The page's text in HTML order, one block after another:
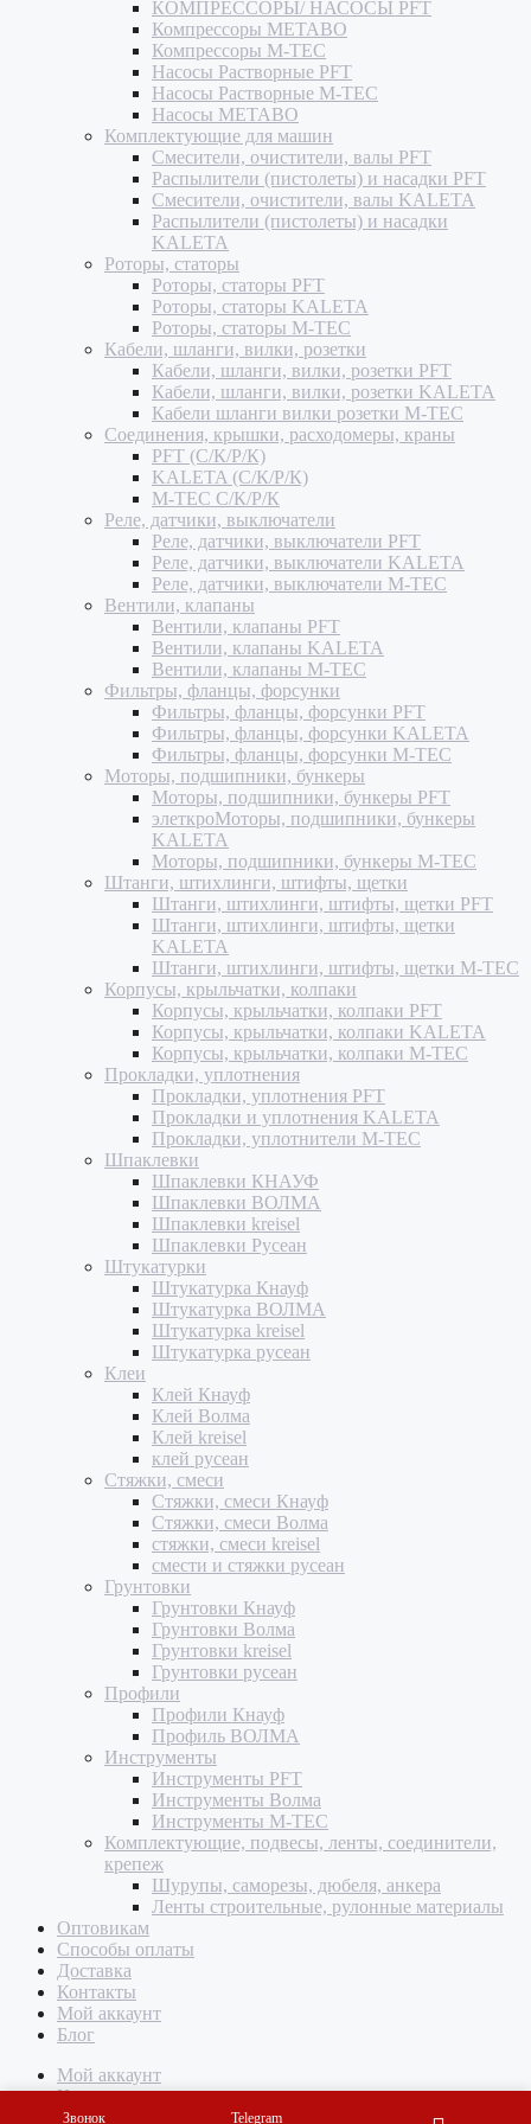
Звонок Telegram
КОМПРЕССОРЫ/ НАСОСЫ PFT
Компрессоры METABO
Компрессоры M-TEC
Насосы Растворные PFT
Насосы Растворные M-TEC
Насосы METABO
Комплектующие для машин
Смесители, очистители, валы PFT
Распылители (пистолеты) и насадки PFT
Смесители, очистители, валы KALETA
Распылители (пистолеты) и насадки
KALETA
Роторы, статоры
Роторы, статоры PFT
Роторы, статоры KALETA
Роторы, статоры M-TEC
Кабели, шланги, вилки, розетки
Кабели, шланги, вилки, розетки PFT
Кабели, шланги, вилки, розетки KALETA
Кабели шланги вилки розетки M-TEC
Соединения, крышки, расходомеры, краны
PFT (С/К/Р/К)
KALETA (С/К/Р/К)
M-TEC С/К/Р/К
Реле, датчики, выключатели
Реле, датчики, выключатели PFT
Реле, датчики, выключатели KALETA
Реле, датчики, выключатели M-TEC
Вентили, клапаны
Вентили, клапаны PFT
Вентили, клапаны KALETA
Вентили, клапаны M-TEC
Фильтры, фланцы, форсунки
Фильтры, фланцы, форсунки PFT
Фильтры, фланцы, форсунки KALETA
Фильтры, фланцы, форсунки M-TEC
Моторы, подшипники, бункеры
Моторы, подшипники, бункеры PFT
элеткроМоторы, подшипники, бункеры
KALETA
Моторы, подшипники, бункеры M-TEC
Штанги, штихлинги, штифты, щетки
Штанги, штихлинги, штифты, щетки PFT
Штанги, штихлинги, штифты, щетки
KALETA
Штанги, штихлинги, штифты, щетки M-TEC
Корпусы, крыльчатки, колпаки
Корпусы, крыльчатки, колпаки PFT
Корпусы, крыльчатки, колпаки KALETA
Корпусы, крыльчатки, колпаки M-TEC
Прокладки, уплотнения
Прокладки, уплотнения PFT
Прокладки и уплотнения KALETA
Прокладки, уплотнители M-TEC
Шпаклевки
Шпаклевки КНАУФ
Шпаклевки ВОЛМА
Шпаклевки kreisel
Шпаклевки Русеан
Штукатурки
Штукатурка Кнауф
Штукатурка ВОЛМА
Штукатурка kreisel
Штукатурка русеан
Клеи
Клей Кнауф
Клей Волма
Клей kreisel
клей русеан
Стяжки, смеси
Стяжки, смеси Кнауф
Стяжки, смеси Волма
стяжки, смеси kreisel
смести и стяжки русеан
Грунтовки
Грунтовки Кнауф
Грунтовки Волма
Грунтовки kreisel
Грунтовки русеан
Профили
Профили Кнауф
Профиль ВОЛМА
Инструменты
Инструменты PFT
Инструменты Волма
Инструменты M-TEC
Комплектующие, подвесы, ленты, соединители,
крепеж
Шурупы, саморезы, дюбеля, анкера
Ленты строительные, рулонные материалы
Оптовикам
Способы оплаты
Доставка
Контакты
Мой аккаунт
Блог
Мой аккаунт
Корзина